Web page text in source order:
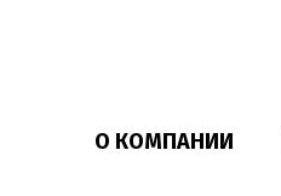
О КОМПАНИИ